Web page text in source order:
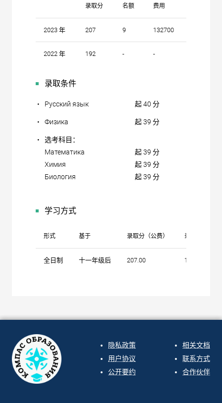
录取分 名额 费用
2023 年 207 9 132700
2022 年 192 - -
录取条件
• Русский язык 起 40 分
• Физика 起 39 分
•
选考科目：
Математика
起 39 分
Химия
起 39 分
Биология
起 39 分
学习方式
形式 基于 录取分（公费） 录取分（自费
全日制 十一年级后 207.00 170.00
隐私政策
用户协议
公开要约
相关文档
联系方式
合作伙伴